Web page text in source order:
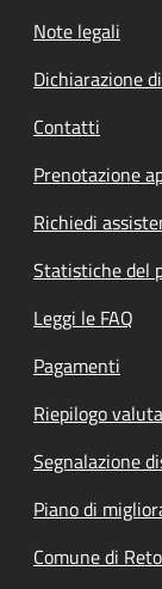
Note legali
Dichiarazione
Contatti
Prenotazione
Richiedi
Statistiche del
Leggi le FAQ
Pagamenti
Riepilogo
Segnalazione
Piano di
Comune di